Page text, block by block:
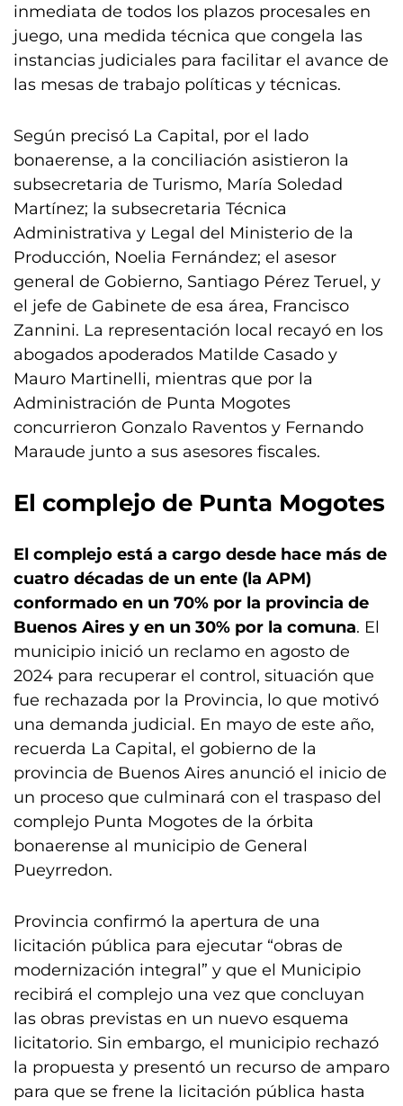
inmediata de todos los plazos procesales en
juego, una medida técnica que congela las
instancias judiciales para facilitar el avance de
las mesas de trabajo políticas y técnicas.
Según precisó La Capital, por el lado
bonaerense, a la conciliación asistieron la
subsecretaria de Turismo, María Soledad
Martínez; la subsecretaria Técnica
Administrativa y Legal del Ministerio de la
Producción, Noelia Fernández; el asesor
general de Gobierno, Santiago Pérez Teruel, y
el jefe de Gabinete de esa área, Francisco
Zannini. La representación local recayó en los
abogados apoderados Matilde Casado y
Mauro Martinelli, mientras que por la
Administración de Punta Mogotes
concurrieron Gonzalo Raventos y Fernando
Maraude junto a sus asesores fiscales.
El complejo de Punta Mogotes
El complejo está a cargo desde hace más de
cuatro décadas de un ente (la APM)
conformado en un 70% por la provincia de
Buenos Aires y en un 30% por la comuna. El
municipio inició un reclamo en agosto de
2024 para recuperar el control, situación que
fue rechazada por la Provincia, lo que motivó
una demanda judicial. En mayo de este año,
recuerda La Capital, el gobierno de la
provincia de Buenos Aires anunció el inicio de
un proceso que culminará con el traspaso del
complejo Punta Mogotes de la órbita
bonaerense al municipio de General
Pueyrredon.
Provincia confirmó la apertura de una
licitación pública para ejecutar “obras de
modernización integral” y que el Municipio
recibirá el complejo una vez que concluyan
las obras previstas en un nuevo esquema
licitatorio. Sin embargo, el municipio rechazó
la propuesta y presentó un recurso de amparo
para que se frene la licitación pública hasta